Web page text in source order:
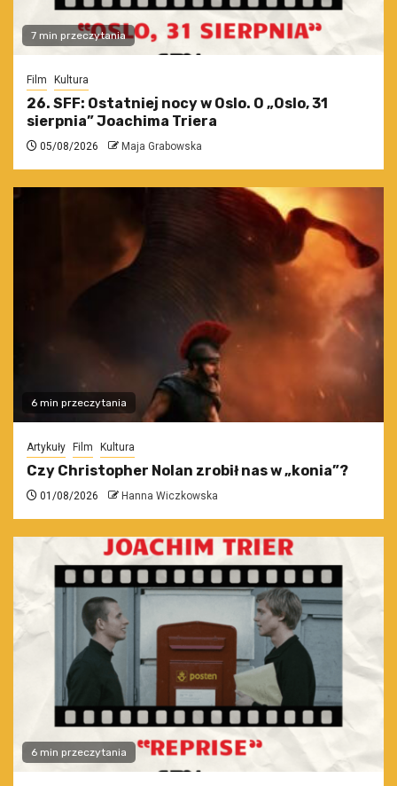
7 min przeczytania
Film Kultura
26. SFF: Ostatniej nocy w Oslo. O „Oslo, 31
sierpnia” Joachima Triera
05/08/2026 Maja Grabowska
6 min przeczytania
Artykuły Film Kultura
Czy Christopher Nolan zrobił nas w „konia”?
01/08/2026 Hanna Wiczkowska
6 min przeczytania